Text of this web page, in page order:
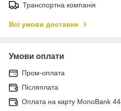
Транспортна компанія
Всі умови доставки
Умови оплати
Пром-оплата
Післяплата
Оплата на карту MonoBank